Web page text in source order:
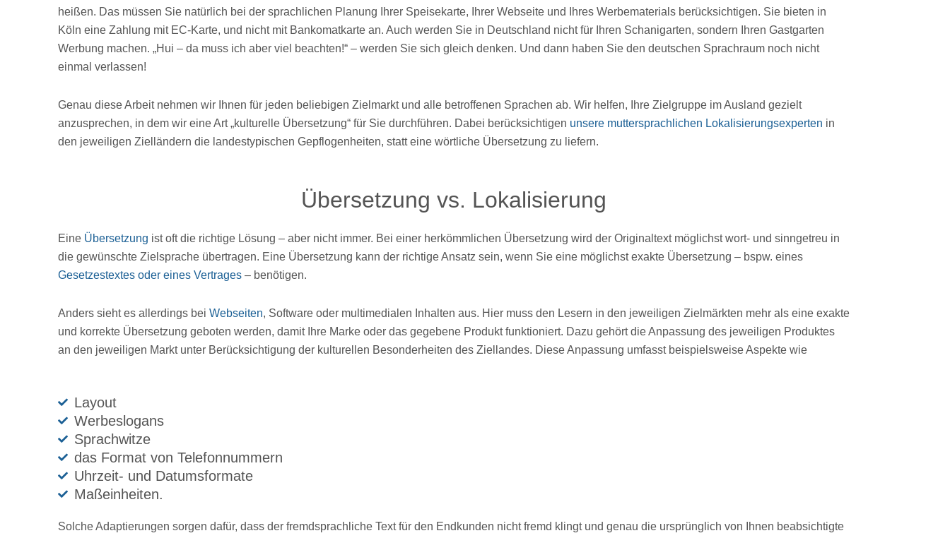
heißen. Das müssen Sie natürlich bei der sprachlichen Planung Ihrer Speisekarte, Ihrer Webseite und Ihres Werbematerials berücksichtigen. Sie bieten in
Köln eine Zahlung mit EC-Karte, und nicht mit Bankomatkarte an. Auch werden Sie in Deutschland nicht für Ihren Schanigarten, sondern Ihren Gastgarten
Werbung machen. „Hui – da muss ich aber viel beachten!“ – werden Sie sich gleich denken. Und dann haben Sie den deutschen Sprachraum noch nicht
einmal verlassen!
Genau diese Arbeit nehmen wir Ihnen für jeden beliebigen Zielmarkt und alle betroffenen Sprachen ab. Wir helfen, Ihre Zielgruppe im Ausland gezielt
anzusprechen, in dem wir eine Art „kulturelle Übersetzung“ für Sie durchführen. Dabei berücksichtigen unsere muttersprachlichen Lokalisierungsexperten in
den jeweiligen Zielländern die landestypischen Gepflogenheiten, statt eine wörtliche Übersetzung zu liefern.
Übersetzung vs. Lokalisierung
Eine Übersetzung ist oft die richtige Lösung – aber nicht immer. Bei einer herkömmlichen Übersetzung wird der Originaltext möglichst wort- und sinngetreu in
die gewünschte Zielsprache übertragen. Eine Übersetzung kann der richtige Ansatz sein, wenn Sie eine möglichst exakte Übersetzung – bspw. eines
Gesetzestextes oder eines Vertrages – benötigen.
Anders sieht es allerdings bei Webseiten, Software oder multimedialen Inhalten aus. Hier muss den Lesern in den jeweiligen Zielmärkten mehr als eine exakte
und korrekte Übersetzung geboten werden, damit Ihre Marke oder das gegebene Produkt funktioniert. Dazu gehört die Anpassung des jeweiligen Produktes
an den jeweiligen Markt unter Berücksichtigung der kulturellen Besonderheiten des Ziellandes. Diese Anpassung umfasst beispielsweise Aspekte wie
Layout
Werbeslogans
Sprachwitze
das Format von Telefonnummern
Uhrzeit- und Datumsformate
Maßeinheiten.
Solche Adaptierungen sorgen dafür, dass der fremdsprachliche Text für den Endkunden nicht fremd klingt und genau die ursprünglich von Ihnen beabsichtigte